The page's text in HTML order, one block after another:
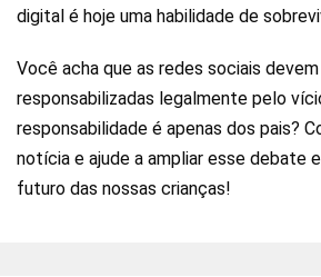
digital é hoje uma habilidade de
Você acha que as redes sociais
responsabilizadas legalmente pelo
responsabilidade é apenas dos pais?
notícia e ajude a ampliar esse debate
futuro das nossas crianças!